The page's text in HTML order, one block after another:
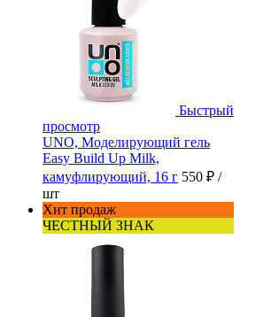
Быстрый
просмотр
UNO, Моделирующий гель
Easy Build Up Milk,
камуфлирующий, 16 г 550 ₽ /
шт
Хит продаж
ЧЕСТНЫЙ ЗНАК